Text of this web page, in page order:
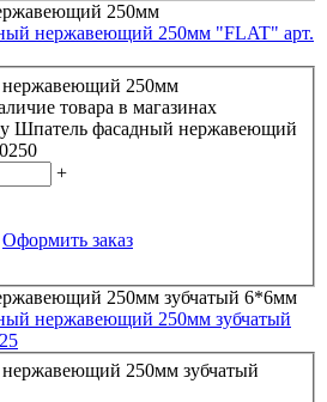
нержавеющий 250мм "FLAT" арт.
товара в магазинах
Шпатель фасадный нержавеющий
780250
+
Оформить заказ
нержавеющий 250мм зубчатый